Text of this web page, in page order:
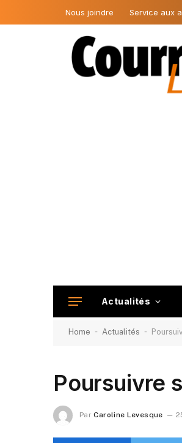
Nous joindre Service aux
Actualités
Home - Actualités -
Poursuivre
Par Caroline Levesque